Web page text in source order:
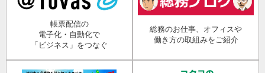
帳票配信の
電子化・自動化で
「ビジネス」をつなぐ
総務のお仕事、オフィスや
働き方の取組みをご紹介